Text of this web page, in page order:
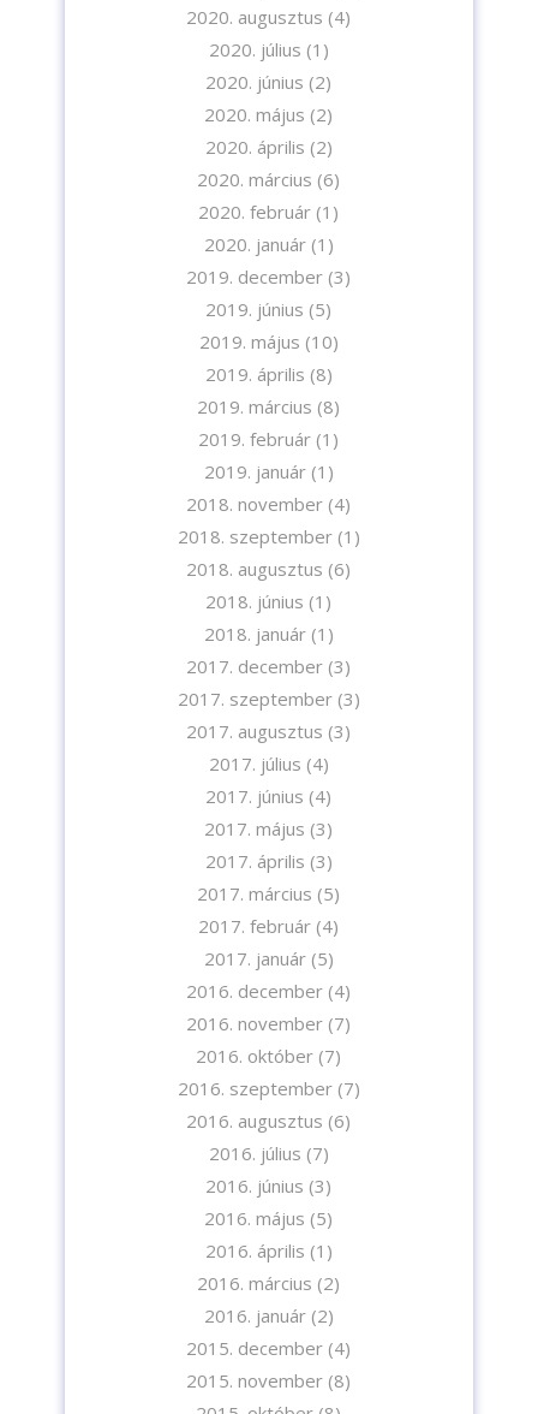
2020. augusztus (4)
2020. július (1)
2020. június (2)
2020. május (2)
2020. április (2)
2020. március (6)
2020. február (1)
2020. január(1)
2019. december (3)
2019. június (5)
2019. május (10)
2019. április (8)
2019. március (8)
2019. február (1)
2019. január(1)
2018. november (4)
2018. szeptember(1)
2018. augusztus (6)
2018. június (1)
2018. január(1)
2017. december (3)
2017. szeptember(3)
2017. augusztus (3)
2017. július (4)
2017. június (4)
2017. május (3)
2017. április (3)
2017. március (5)
2017. február (4)
2017. január(5)
2016. december (4)
2016. november (7)
2016. október (7)
2016. szeptember(7)
2016. augusztus (6)
2016. július (7)
2016. június (3)
2016. május (5)
2016. április (1)
2016. március (2)
2016. január(2)
2015. december (4)
2015. november (8)